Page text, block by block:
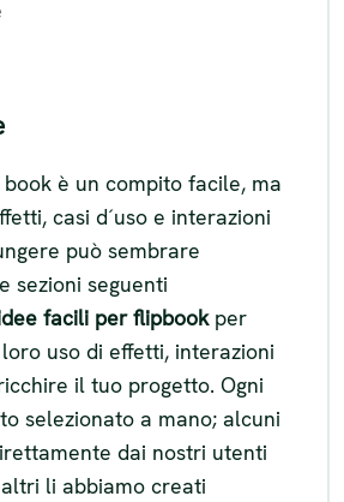
è un compito facile, ma
casi d´uso e interazioni
può sembrare
sezioni seguenti
facili per flipbookper
uso di effetti, interazioni
il tuo progetto. Ogni
selezionato a mano; alcuni
dai nostri utenti
li abbiamo creati